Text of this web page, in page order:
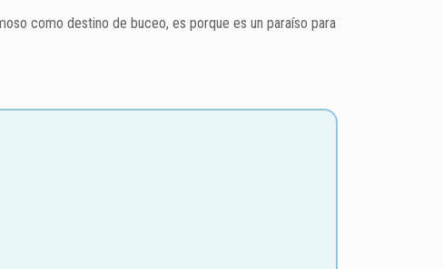
como destino de buceo, es porque es un paraíso para